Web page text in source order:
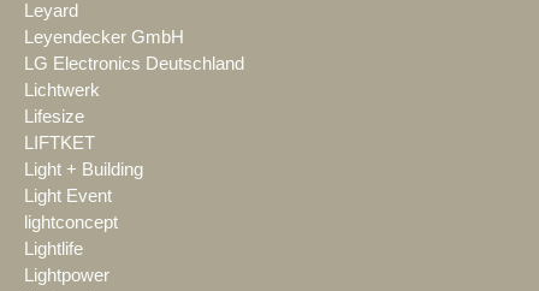
Leyard
Leyendecker GmbH
LG Electronics Deutschland
Lichtwerk
Lifesize
LIFTKET
Light + Building
Light Event
lightconcept
Lightlife
Lightpower